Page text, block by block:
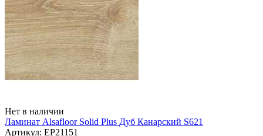
Нет в наличии
Ламинат Alsafloor Solid Plus Дуб Канарский S621
Артикул: EP21151